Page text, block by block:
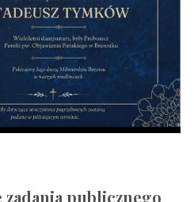
publicznego